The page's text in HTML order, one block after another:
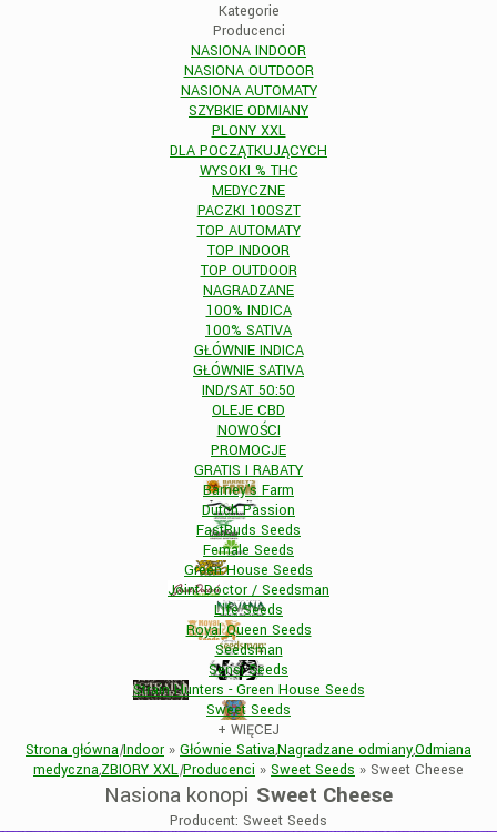
Kategorie
Producenci
NASIONA INDOOR
NASIONA OUTDOOR
NASIONA AUTOMATY
SZYBKIE ODMIANY
PLONY XXL
DLA POCZĄTKUJĄCYCH
WYSOKI % THC
MEDYCZNE
PACZKI 100SZT
TOP AUTOMATY
TOP INDOOR
TOP OUTDOOR
NAGRADZANE
100% INDICA
100% SATIVA
GŁÓWNIE INDICA
GŁÓWNIE SATIVA
IND/SAT 50:50
OLEJE CBD
NOWOŚCI
PROMOCJE
GRATIS I RABATY
Barney's Farm
Dutch Passion
FastBuds Seeds
Female Seeds
Green House Seeds
Joint Doctor / Seedsman
Life Seeds
Royal Queen Seeds
Seedsman
Sensi Seeds
Strain Hunters - Green House Seeds
Sweet Seeds
+ WIĘCEJ
Strona główna|Indoor » Głównie Sativa,Nagradzane odmiany,Odmiana
medyczna,ZBIORY XXL|Producenci » Sweet Seeds » Sweet Cheese
Nasiona konopi Sweet Cheese
Producent: Sweet Seeds